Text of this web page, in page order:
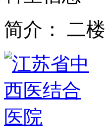
简介：
二楼